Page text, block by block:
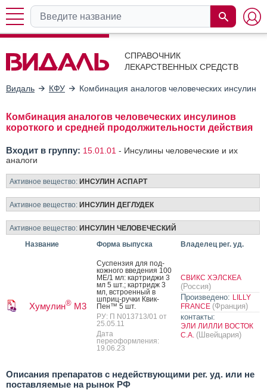
СПРАВОЧНИК
ЛЕКАРСТВЕННЫХ СРЕДСТВ
Видаль КФУ Комбинация аналогов человеческих
Комбинация аналогов человеческих инсулинов
короткого и средней продолжительности действия
Входит в группу: 15.01.01 - Инсулины человеческие и их
аналоги
Активное вещество: ИНСУЛИН АСПАРТ
Активное вещество: ИНСУЛИН ДЕГЛУДЕК
Активное вещество: ИНСУЛИН ЧЕЛОВЕЧЕСКИЙ
Название
Форма выпуска Владелец рег. уд.
Хумулин® M3
Сус­пензия для под­
кожно­го вве­дения 100
МЕ/1 мл: кар­трид­жи 3
мл 5 шт.; кар­тридж 3
мл, встро­ен­ный в
шприц-руч­ки Квик­
Пен™ 5 шт.
РУ: П N013713/01 от
25.05.11
Дата
переоформления:
19.06.23
СВИКС ХЭЛСКЕА
(Россия)
Произведено: LILLY
FRANCE (Франция)
контакты:
ЭЛИ ЛИЛЛИ ВОСТОК
С.А. (Швейцария)
Описания препаратов с недействующими рег. уд. или не
поставляемые на рынок РФ